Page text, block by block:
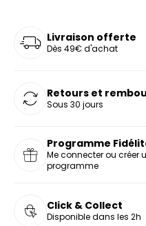
Livraison offerte
Dès 49€ d'achat
Retours et
Sous 30 jours
Programme
Me connecter ou créer
programme
Click & Collect
Disponible dans les 2h